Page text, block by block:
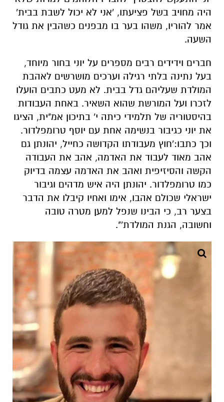
היה מחויב בשל פציעתו, 'אני לא יכול לשבת בבית'
אמר להוריו, משהו בער בו מבפנים כשהבין את גודל
השעה.
חברים וידידים רבים מספרים על יוני בחור מיוחד,
בעל נתינה בלתי רגילה וערכים מושרשים לאהבת
המולדת שעליהם גדל בבית. לא מעט כתבים הועלו
לזכרו ועל המורשת שהוא השאיר. באחת העבודות
בהיסטוריה של תלמידי כיתה י' בתיכון אמ"ית, הציגו
את יוני כגיבור בנשימה אחת עם יוסף טרומפלדור.
וכך כתבו:'חוץ מעבודתו הקדושה כחייל, יהונתן גם
אהב מאוד לעבוד את האדמה, אהב את העבודה
הקשה והסיזיפית ואהב את האדמה עצמה בדיוק
כמו טרומפלדור. יהונתן היה איש מדהים וגיבור
ישראלי שכולם אהבו, אימו ואחיו קיבלו את הדבר
בצער רב, כי הבינו שנפל למען מטרה טובה
וחשובה, הגנת המולדת'".